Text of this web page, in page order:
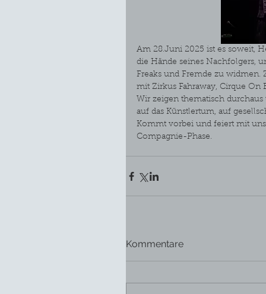
Am 28.Juni 2025 ist es soweit,
die Hände seines Nachfolgers,
Freaks und Fremde zu widmen.
mit Zirkus Fahraway, Cirque On
Wir zeigen thematisch durchaus
auf das Künstlertum, auf
Kommt vorbei und feiert mit
Compagnie-Phase.
Kommentare